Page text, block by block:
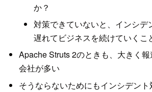
か？
対策できていないと、インシデ
遅れてビジネスを続けていくこ
Apache Struts 2のときも、大きく報
会社が多い
そうならないためにもインシデン